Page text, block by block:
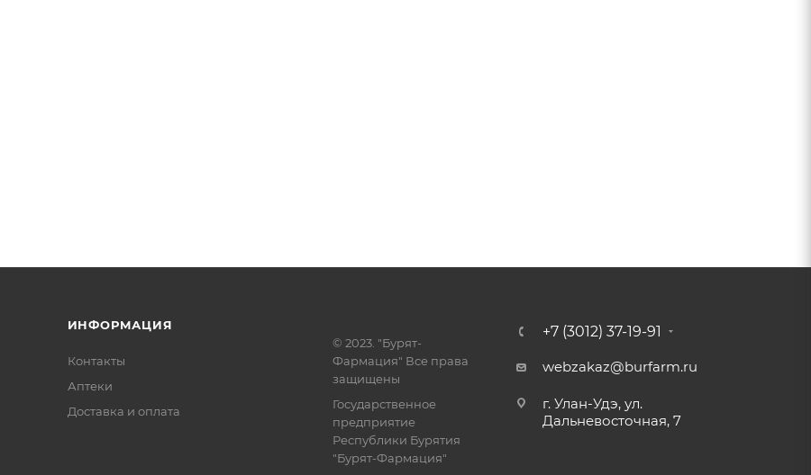
ИНФОРМАЦИЯ
Контакты
Аптеки
Доставка и оплата
© 2023. "Бурят-
Фармация" Все права
защищены
Государственное
предприятие
Республики Бурятия
"Бурят-Фармация"
+7 (3012) 37-19-91
webzakaz@burfarm.ru
г. Улан-Удэ, ул.
Дальневосточная, 7